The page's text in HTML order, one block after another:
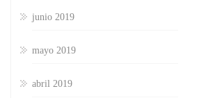
junio 2019
mayo 2019
abril 2019